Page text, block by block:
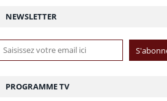
NEWSLETTER
PROGRAMME TV